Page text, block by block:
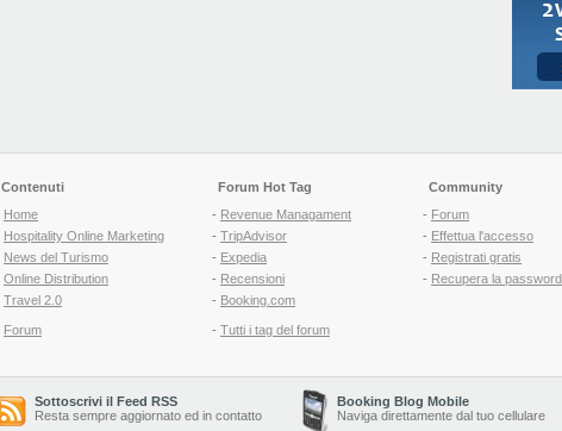
Contenuti
Home
Hospitality Online Marketing
News del Turismo
Online Distribution
Travel 2.0
Forum
Forum Hot Tag
- Revenue Managament
- TripAdvisor
- Expedia
- Recensioni
- Booking.com
- Tutti i tag del forum
Community
- Forum
- Effettua l'accesso
- Registrati gratis
- Recupera la password
Sottoscrivi il Feed RSS
Resta sempre aggiornato ed in contatto
Booking Blog Mobile
Naviga direttamente dal tuo cellulare